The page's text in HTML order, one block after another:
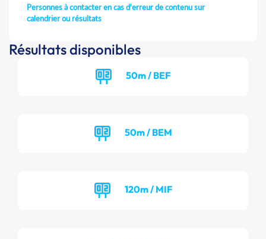
Personnes à contacter en cas d'erreur de contenu sur
calendrier ou résultats
Résultats disponibles
50m / BEF
50m / BEM
120m / MIF